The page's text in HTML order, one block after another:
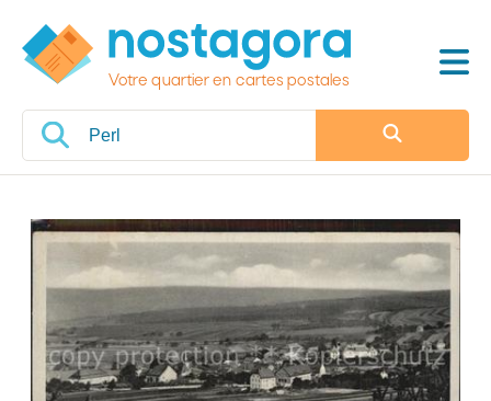
Votre quartier en cartes postales